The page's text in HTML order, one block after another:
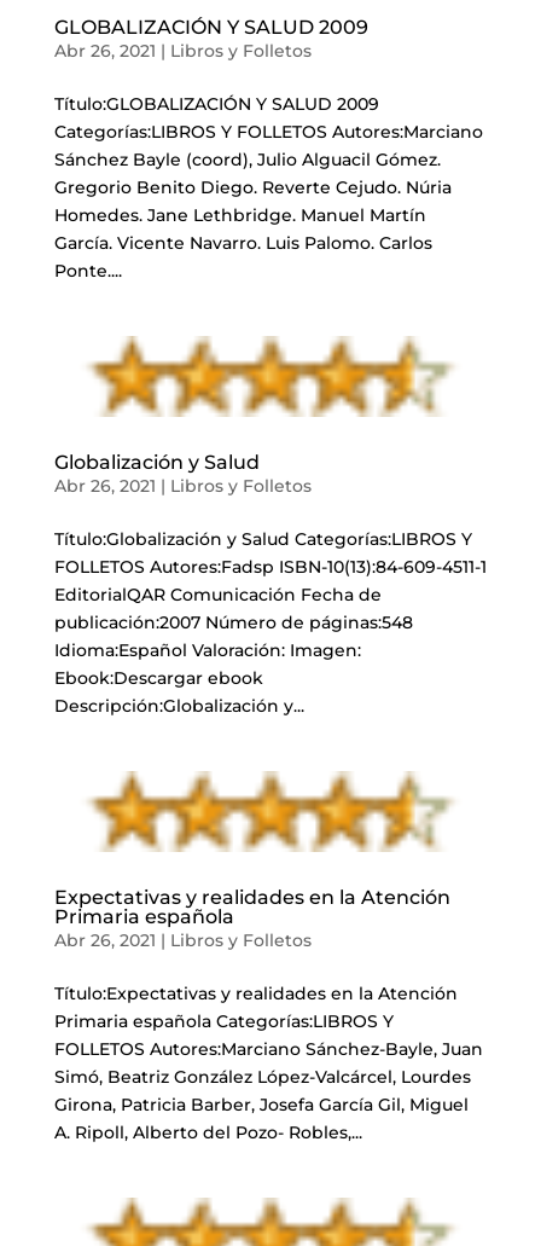
GLOBALIZACIÓN Y SALUD 2009
Abr 26, 2021 | Libros y Folletos
Título:GLOBALIZACIÓN Y SALUD 2009
Categorías:LIBROS Y FOLLETOS Autores:Marciano
Sánchez Bayle (coord), Julio Alguacil Gómez.
Gregorio Benito Diego. Reverte Cejudo. Núria
Homedes. Jane Lethbridge. Manuel Martín
García. Vicente Navarro. Luis Palomo. Carlos
Ponte....
Globalización y Salud
Abr 26, 2021 | Libros y Folletos
Título:Globalización y Salud Categorías:LIBROS Y
FOLLETOS Autores:Fadsp ISBN-10(13):84-609-4511-1
EditorialQAR Comunicación Fecha de
publicación:2007 Número de páginas:548
Idioma:Español Valoración: Imagen:
Ebook:Descargar ebook
Descripción:Globalización y...
Expectativas y realidades en la Atención
Primaria española
Abr 26, 2021 | Libros y Folletos
Título:Expectativas y realidades en la Atención
Primaria española Categorías:LIBROS Y
FOLLETOS Autores:Marciano Sánchez-Bayle, Juan
Simó, Beatriz González López-Valcárcel, Lourdes
Girona, Patricia Barber, Josefa García Gil, Miguel
A. Ripoll, Alberto del Pozo- Robles,...